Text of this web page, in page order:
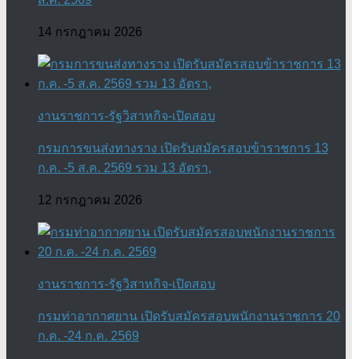
14 กรกฎาคม 2026
งานราชการ-รัฐวิสาหกิจ-เปิดสอบ
กรมการขนส่งทางราง เปิดรับสมัครสอบข้าราชการ 13
ก.ค. -5 ส.ค. 2569 รวม 13 อัตรา,
12 กรกฎาคม 2026
งานราชการ-รัฐวิสาหกิจ-เปิดสอบ
กรมท่าอากาศยาน เปิดรับสมัครสอบพนักงานราชการ 20
ก.ค. -24 ก.ค. 2569